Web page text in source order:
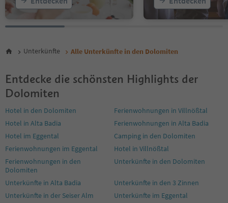
29
30
31
34
36
37
38
39
40
41
42
43
44
45
47
48
Unterkünfte Alle Unterkünfte in den Dolomiten
Entdecke die schönsten Highlights der
Dolomiten
Hotel in den Dolomiten
Ferienwohnungen in Villnößtal
Hotel in Alta Badia
Ferienwohnungen in Alta Badia
Hotel im Eggental
Camping in den Dolomiten
Ferienwohnungen im Eggental
Hotel in Villnößtal
Ferienwohnungen in den
Dolomiten
Unterkünfte in den Dolomiten
Unterkünfte in Alta Badia
Unterkünfte in den 3 Zinnen
Unterkünfte in der Seiser Alm
Unterkünfte im Eggental